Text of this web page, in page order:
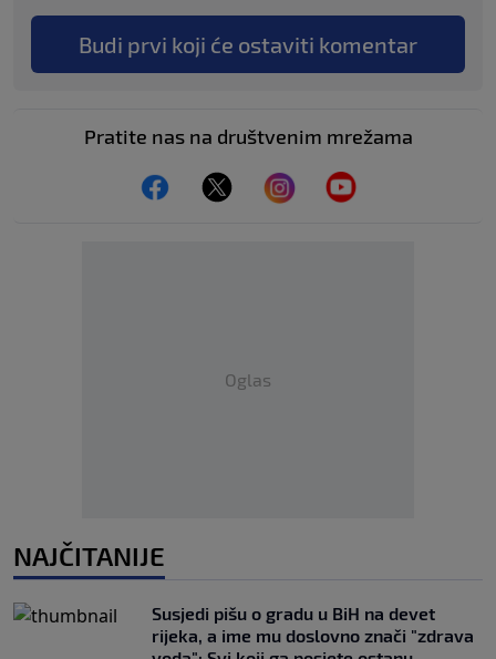
Budi prvi koji će ostaviti komentar
Pratite nas na društvenim mrežama
Oglas
NAJČITANIJE
Susjedi pišu o gradu u BiH na devet
rijeka, a ime mu doslovno znači "zdrava